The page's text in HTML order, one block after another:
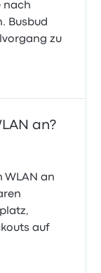
nach
Busbud
zu
an?
WLAN an
auf